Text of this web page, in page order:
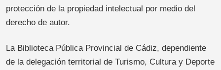
protección de la propiedad intelectual por medio del
derecho de autor.
La Biblioteca Pública Provincial de Cádiz, dependiente
de la delegación territorial de Turismo, Cultura y Deporte